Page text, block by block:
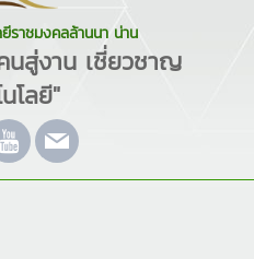
ยีราชมงคลล้านนา น่าน
นสู่งาน เชี่ยวชาญ
โลยี"